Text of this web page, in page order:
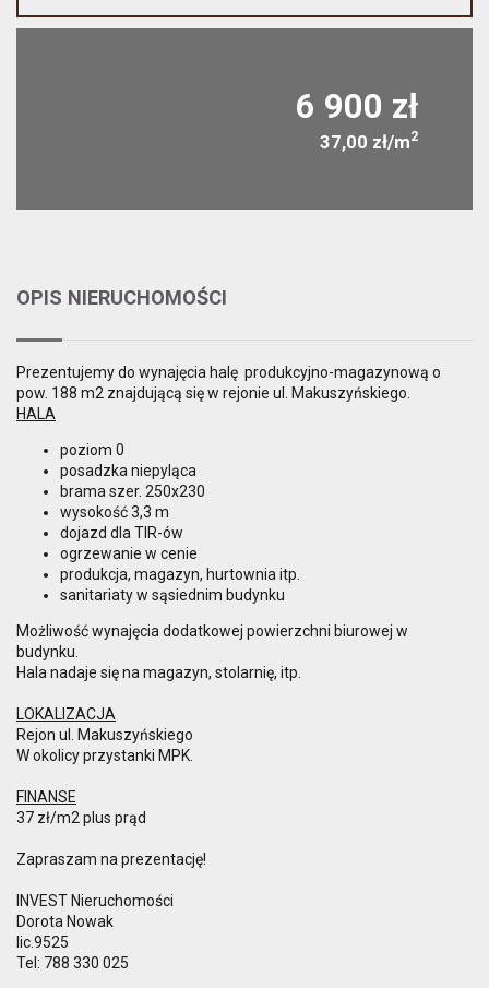
6 900 zł
37,00 zł/m2
OPIS NIERUCHOMOŚCI
Prezentujemy do wynajęcia halę produkcyjno-magazynową o
pow. 188 m2 znajdującą się w rejonie ul. Makuszyńskiego.
HALA
poziom 0
posadzka niepyląca
brama szer. 250x230
wysokość 3,3 m
dojazd dla TIR-ów
ogrzewanie w cenie
produkcja, magazyn, hurtownia itp.
sanitariaty w sąsiednim budynku
Możliwość wynajęcia dodatkowej powierzchni biurowej w
budynku.
Hala nadaje się na magazyn, stolarnię, itp.
LOKALIZACJA
Rejon ul. Makuszyńskiego
W okolicy przystanki MPK.
FINANSE
37 zł/m2 plus prąd
Zapraszam na prezentację!
INVEST Nieruchomości
Dorota Nowak
lic.9525
Tel: 788 330 025